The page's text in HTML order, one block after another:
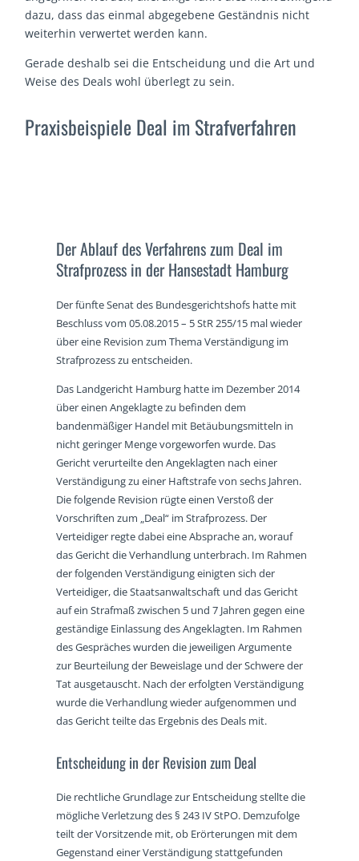
dazu, dass das einmal abgegebene Geständnis nicht
weiterhin verwertet werden kann.
Gerade deshalb sei die Entscheidung und die Art und
Weise des Deals wohl überlegt zu sein.
Praxisbeispiele Deal im Strafverfahren
Der Ablauf des Verfahrens zum Deal im
Strafprozess in der Hansestadt Hamburg
Der fünfte Senat des Bundesgerichtshofs hatte mit
Beschluss vom 05.08.2015 – 5 StR 255/15 mal wieder
über eine Revision zum Thema Verständigung im
Strafprozess zu entscheiden.
Das Landgericht Hamburg hatte im Dezember 2014
über einen Angeklagte zu befinden dem
bandenmäßiger Handel mit Betäubungsmitteln in
nicht geringer Menge vorgeworfen wurde. Das
Gericht verurteilte den Angeklagten nach einer
Verständigung zu einer Haftstrafe von sechs Jahren.
Die folgende Revision rügte einen Verstoß der
Vorschriften zum „Deal“ im Strafprozess. Der
Verteidiger regte dabei eine Absprache an, worauf
das Gericht die Verhandlung unterbrach. Im Rahmen
der folgenden Verständigung einigten sich der
Verteidiger, die Staatsanwaltschaft und das Gericht
auf ein Strafmaß zwischen 5 und 7 Jahren gegen eine
geständige Einlassung des Angeklagten. Im Rahmen
des Gespräches wurden die jeweiligen Argumente
zur Beurteilung der Beweislage und der Schwere der
Tat ausgetauscht. Nach der erfolgten Verständigung
wurde die Verhandlung wieder aufgenommen und
das Gericht teilte das Ergebnis des Deals mit.
Entscheidung in der Revision zum Deal
Die rechtliche Grundlage zur Entscheidung stellte die
mögliche Verletzung des § 243 IV StPO. Demzufolge
teilt der Vorsitzende mit, ob Erörterungen mit dem
Gegenstand einer Verständigung stattgefunden